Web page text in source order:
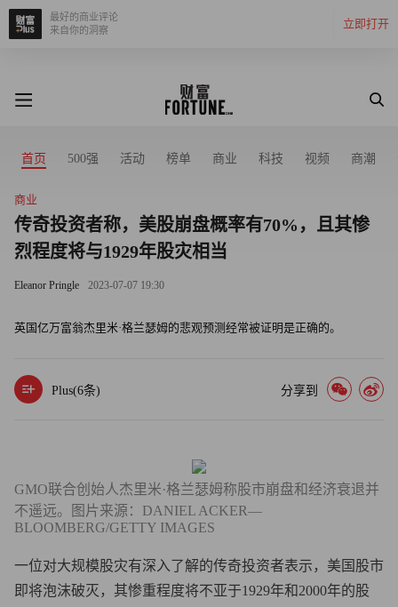
立即打开
最好的商业评论
来自你的洞察
首页 500强 活动 榜单 商业 科技 视频 商潮
商业
传奇投资者称，美股崩盘概率有70%，且其惨
烈程度将与1929年股灾相当
Eleanor Pringle 2023-07-07 19:30
英国亿万富翁杰里米·格兰瑟姆的悲观预测经常被证明是正确的。
Plus(6条) 分享到
GMO联合创始人杰里米·格兰瑟姆称股市崩盘和经济衰退并
不遥远。图片来源：DANIEL ACKER—
BLOOMBERG/GETTY IMAGES
一位对大规模股灾有深入了解的传奇投资者表示，美国股市
即将泡沫破灭，其惨重程度将不亚于1929年和2000年的股